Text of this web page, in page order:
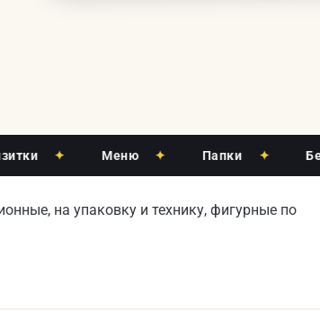
✦ Меню ✦ Папки ✦ Бейджи
на упаковку и технику, фигурные по